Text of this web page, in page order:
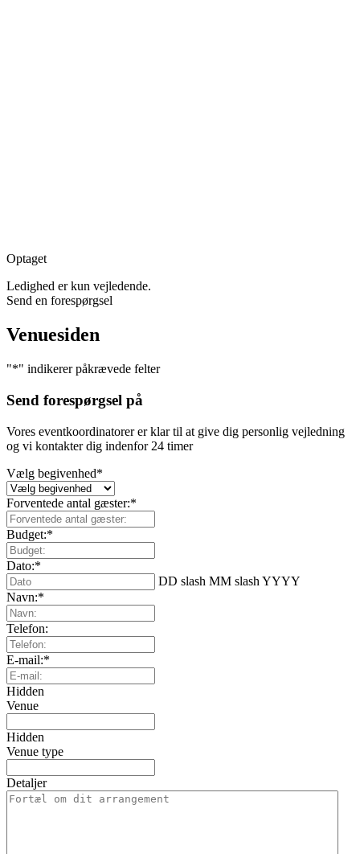
Optaget
Ledighed er kun vejledende.
Send en forespørgsel
Venuesiden
"*" indikerer påkrævede felter
Send forespørgsel på
Vores eventkoordinatorer er klar til at give dig personlig vejledning
og vi kontakter dig indenfor 24 timer
Vælg begivenhed*
Forventede antal gæster:*
Budget:*
Dato:*
DD slash MM slash YYYY
Navn:*
Telefon:
E-mail:*
Hidden
Venue
Hidden
Venue type
Detaljer